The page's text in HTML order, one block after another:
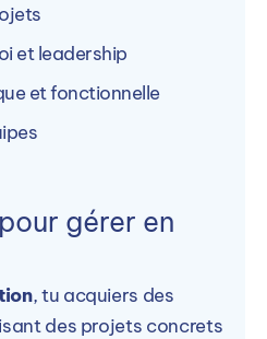
et leadership
et fonctionnelle
gérer en
, tu acquiers des
des projets concrets